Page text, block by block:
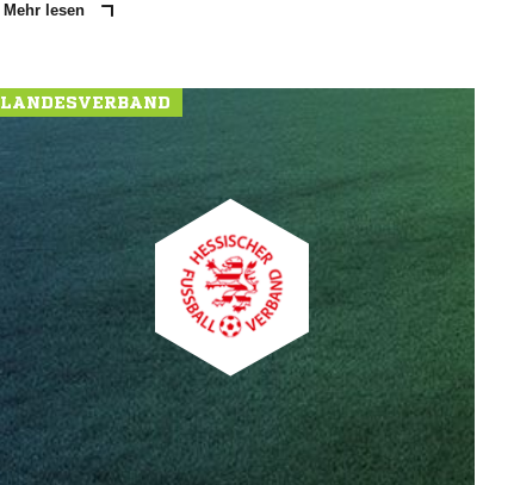
Mehr lesen
LANDESVERBAND